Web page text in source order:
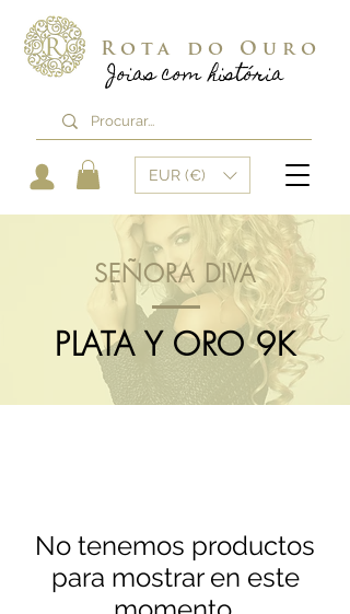
Joias com história
Rota do Ouro
EUR (€)
SEÑORA DIVA
PLATA Y ORO 9K
No tenemos productos
para mostrar en este